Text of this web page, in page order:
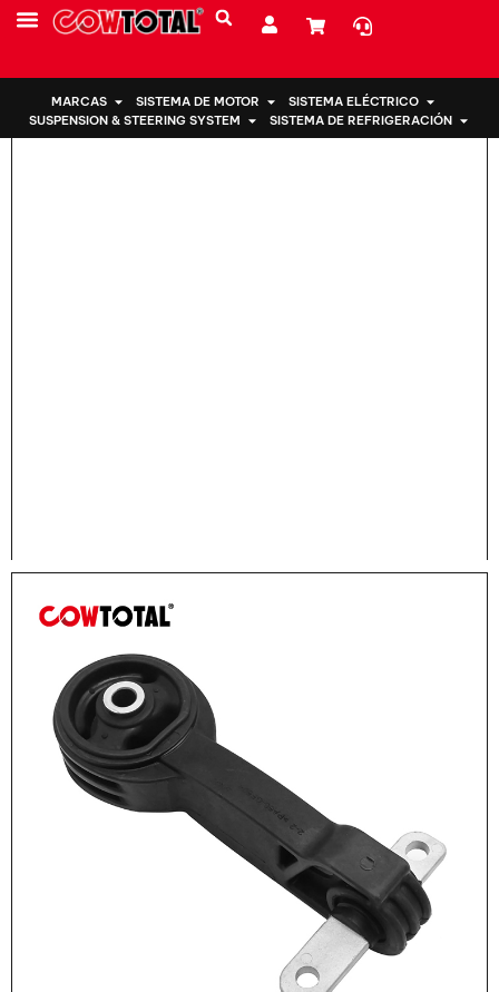
MARCAS SISTEMA DE MOTOR
SISTEMA ELÉCTRICO
SUSPENSION & STEERING SYSTEM
SISTEMA DE REFRIGERACIÓN
Hogar > Soporte de motor 50880-SNA-A82 para Honda